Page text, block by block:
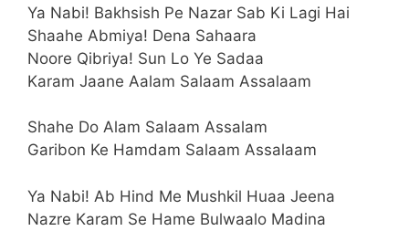
Ya Nabi! Bakhsish Pe Nazar Sab Ki Lagi Hai
Shaahe Abmiya! Dena Sahaara
Noore Qibriya! Sun Lo Ye Sadaa
Karam Jaane Aalam Salaam Assalaam
Shahe Do Alam Salaam Assalam
Garibon Ke Hamdam Salaam Assalaam
Ya Nabi! Ab Hind Me Mushkil Huaa Jeena
Nazre Karam Se Hame Bulwaalo Madina